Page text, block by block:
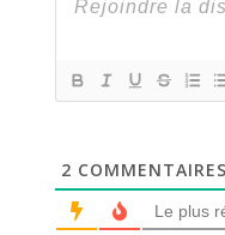
2 COMMENTAIRES
Le plus